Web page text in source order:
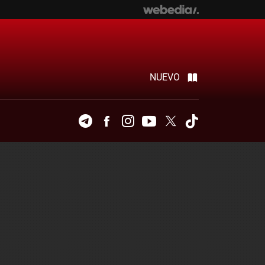
NUEVO
TelegramFacebookInstagramYoutubeTwitter